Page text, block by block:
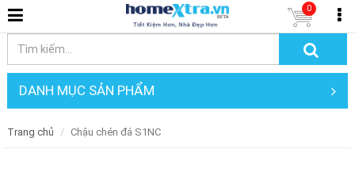
0
DANH MỤC SẢN PHẨM
Trang chủ Chậu chén đá S1NC